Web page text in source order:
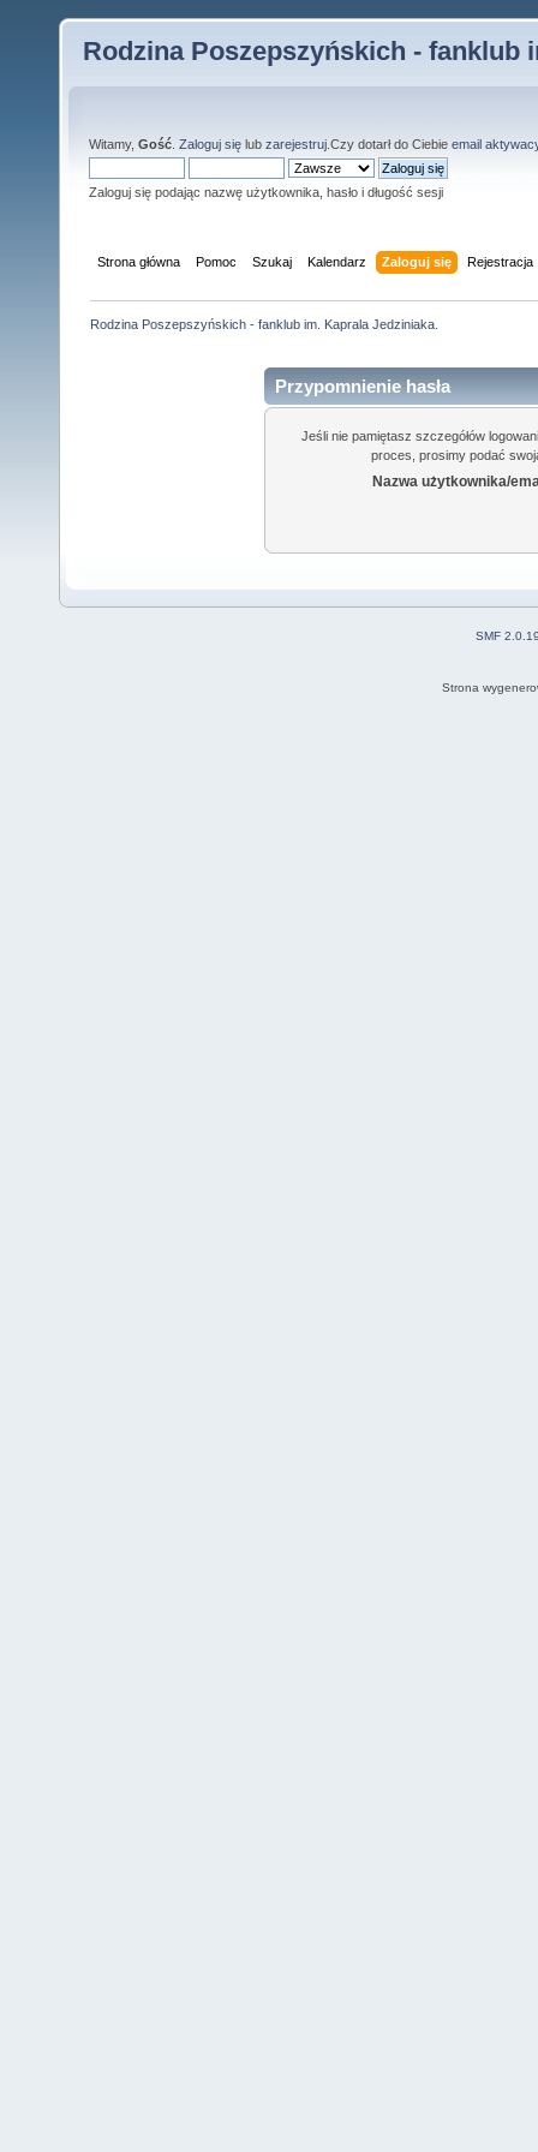
Rodzina Poszepszyńskich - fanklub
Witamy, Gość Zaloguj się lub zarejestruj .Czy dotarł do Ciebie email
Zaloguj się podając nazwę użytkownika, hasło i długość sesji
Strona główna Pomoc Szukaj Kalendarz Zaloguj się Rejestracja
Rodzina Poszepszyńskich - fanklub im. Kaprala Jedziniaka.
Przypomnienie hasła
Jeśli nie pamiętasz szczegółów
proces, prosimy podać
Nazwa użytkownika/
SMF
Strona